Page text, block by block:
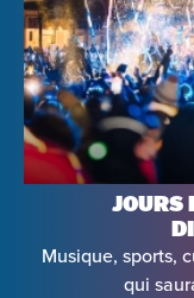
JOURS
Musique, sports,
qui